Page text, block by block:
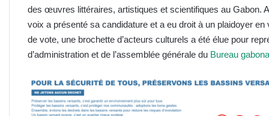
des œuvres littéraires, artistiques et scientifiques au Gabon.
voix a présenté sa candidature et a eu droit à un plaidoyer
de vote, une brochette d’acteurs culturels a été élue pour
d’administration et de l’assemblée générale du Bureau